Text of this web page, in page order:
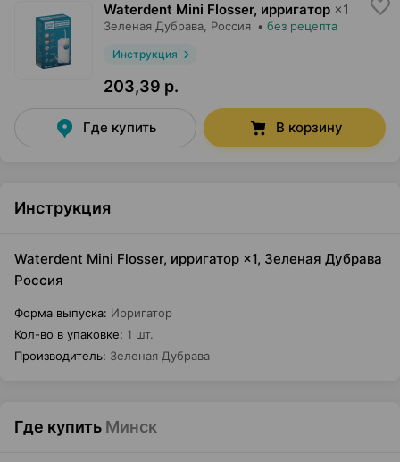
Waterdent Mini Flosser, ирригатор ×1
Зеленая Дубрава , Россия • без рецепта
Инструкция
203,39 р.
Где купить В корзину
Инструкция
Waterdent Mini Flosser, ирригатор ×1, Зеленая Дубрава
Россия
Форма выпуска: Ирригатор
Кол-во в упаковке: 1 шт.
Производитель: Зеленая Дубрава
Где купить Минск